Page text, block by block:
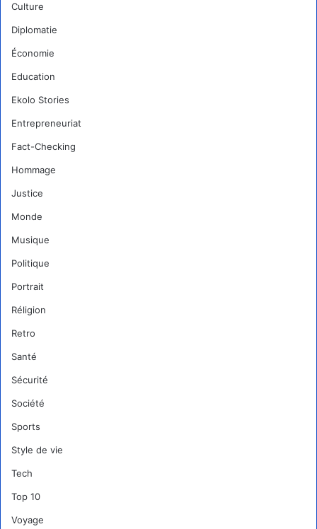
Culture
Diplomatie
Économie
Education
Ekolo Stories
Entrepreneuriat
Fact-Checking
Hommage
Justice
Monde
Musique
Politique
Portrait
Réligion
Retro
Santé
Sécurité
Société
Sports
Style de vie
Tech
Top 10
Voyage